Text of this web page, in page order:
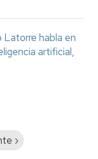
Latorre habla en
artificial,
›